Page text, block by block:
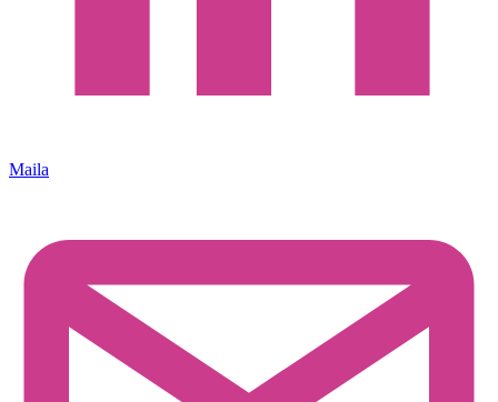
Maila